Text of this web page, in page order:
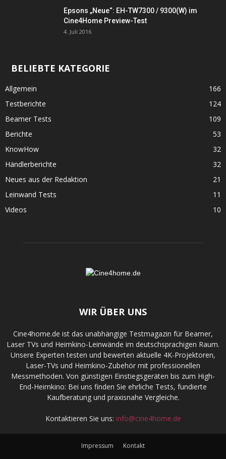
Epsons „Neue“: EH-TW7300 / 9300(W) im
Cine4Home Preview-Test
4. Juli 2016
BELIEBTE KATEGORIE
Allgemein
166
Testberichte
124
Beamer Tests
109
Berichte
53
KnowHow
32
Händlerberichte
32
Neues aus der Redaktion
21
Leinwand Tests
11
Videos
10
WIR ÜBER UNS
Cine4home.de ist das unabhängige Testmagazin für Beamer,
Laser TVs und Heimkino-Leinwände im deutschsprachigen Raum.
Unsere Experten testen und bewerten aktuelle 4K-Projektoren,
Laser-TVs und Heimkino-Zubehör mit professionellen
Messmethoden. Von günstigen Einstiegsgeräten bis zum High-
End-Heimkino: Bei uns finden Sie ehrliche Tests, fundierte
Kaufberatung und praxisnahe Vergleiche.
Kontaktieren Sie uns: info@cine4home.de
Impressum
Kontakt